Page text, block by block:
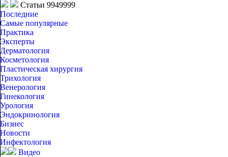
Статьи 9949999
Последние
Самые популярные
Практика
Эксперты
Дерматология
Косметология
Пластическая хирургия
Трихология
Венерология
Гинекология
Урология
Эндокринология
Бизнес
Новости
Инфектология
Видео